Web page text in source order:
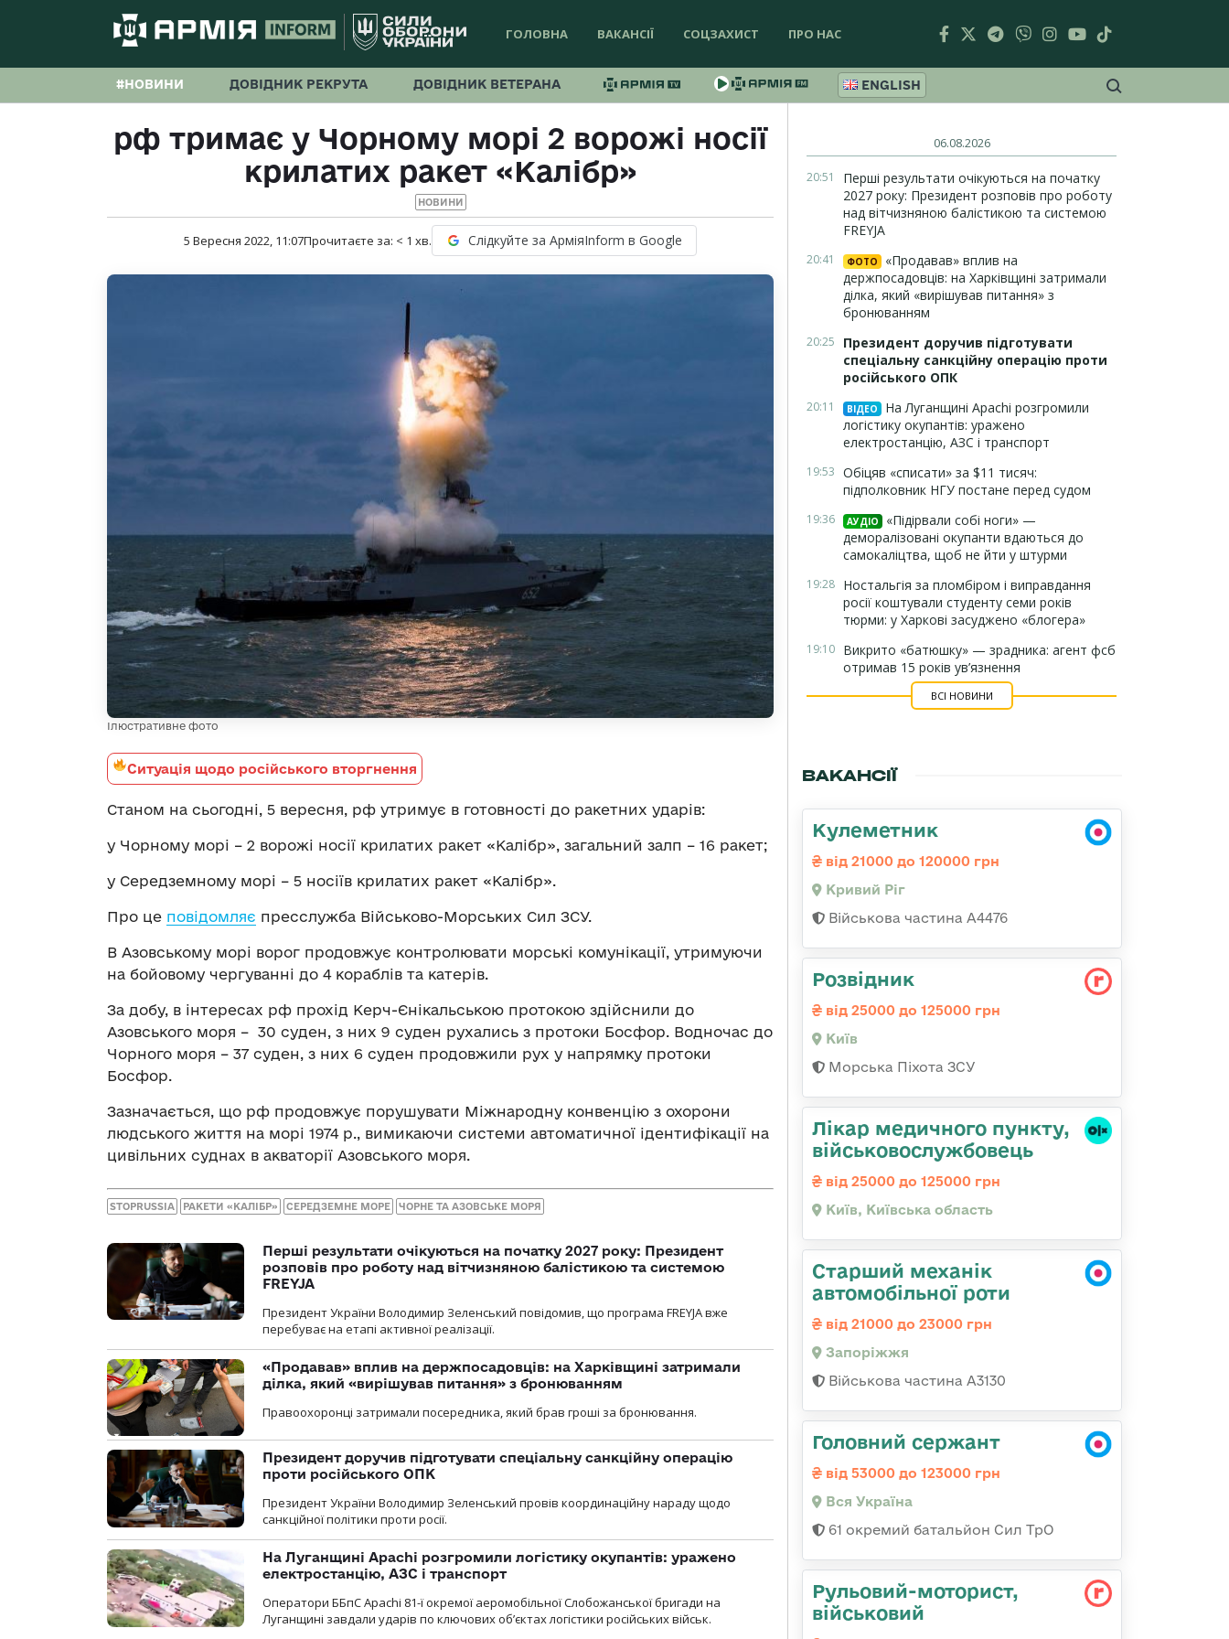
ГОЛОВНА ВАКАНСІЇ СОЦЗАХИСТ ПРО НАС
#НОВИНИ ДОВІДНИК РЕКРУТА ДОВІДНИК ВЕТЕРАНА ENGLISH
рф тримає у Чорному морі 2 ворожі носії
крилатих ракет «Калібр»
НОВИНИ
5 Вересня 2022, 11:07Прочитаєте за: < 1 хв. Слідкуйте за АрміяInform в Google
Ілюстративне фото
Ситуація щодо російського вторгнення
Станом на сьогодні, 5 вересня, рф утримує в готовності до ракетних ударів:
у Чорному морі – 2 ворожі носії крилатих ракет «Калібр», загальний залп – 16 ракет;
у Середземному морі – 5 носіїв крилатих ракет «Калібр».
Про це повідомляє пресслужба Військово-Морських Сил ЗСУ.
В Азовському морі ворог продовжує контролювати морські комунікації, утримуючи
на бойовому чергуванні до 4 кораблів та катерів.
За добу, в інтересах рф прохід Керч-Єнікальською протокою здійснили до
Азовського моря – 30 суден, з них 9 суден рухались з протоки Босфор. Водночас до
Чорного моря – 37 суден, з них 6 суден продовжили рух у напрямку протоки
Босфор.
Зазначається, що рф продовжує порушувати Міжнародну конвенцію з охорони
людського життя на морі 1974 р., вимикаючи системи автоматичної ідентифікації на
цивільних суднах в акваторії Азовського моря.
STOPRUSSIA РАКЕТИ «КАЛІБР» СЕРЕДЗЕМНЕ МОРЕ ЧОРНЕ ТА АЗОВСЬКЕ МОРЯ
Перші результати очікуються на початку 2027 року: Президент
розповів про роботу над вітчизняною балістикою та системою
FREYJA
Президент України Володимир Зеленський повідомив, що програма FREYJA вже
перебуває на етапі активної реалізації.
«Продавав» вплив на держпосадовців: на Харківщині затримали
ділка, який «вирішував питання» з бронюванням
Правоохоронці затримали посередника, який брав гроші за бронювання.
Президент доручив підготувати спеціальну санкційну операцію
проти російського ОПК
Президент України Володимир Зеленський провів координаційну нараду щодо
санкційної політики проти росії.
На Луганщині Apachi розгромили логістику окупантів: уражено
електростанцію, АЗС і транспорт
Оператори ББпС Apachi 81-ї окремої аеромобільної Слобожанської бригади на
Луганщині завдали ударів по ключових об’єктах логістики російських військ.
06.08.2026
20:51
Перші результати очікуються на початку
2027 року: Президент розповів про роботу
над вітчизняною балістикою та системою
FREYJA
20:41 ФОТО
«Продавав» вплив на
держпосадовців: на Харківщині затримали
ділка, який «вирішував питання» з
бронюванням
20:25
Президент доручив підготувати
спеціальну санкційну операцію проти
російського ОПК
20:11 ВІДЕО
На Луганщині Apachi розгромили
логістику окупантів: уражено
електростанцію, АЗС і транспорт
19:53 Обіцяв «списати» за $11 тисяч:
підполковник НГУ постане перед судом
19:36 АУДІО
«Підірвали собі ноги» —
деморалізовані окупанти вдаються до
самокаліцтва, щоб не йти у штурми
19:28 Ностальгія за пломбіром і виправдання
росії коштували студенту семи років
тюрми: у Харкові засуджено «блогера»
19:10 Викрито «батюшку» — зрадника: агент фсб
отримав 15 років ув’язнення
ВСІ НОВИНИ
ВАКАНСІЇ
Кулеметник
від 21000 до 120000 грн
Кривий Ріг
Військова частина А4476
Розвідник
від 25000 до 125000 грн
Київ
Морська Піхота ЗСУ
Лікар медичного пункту,
військовослужбовець
від 25000 до 125000 грн
Київ, Київська область
Старший механік
автомобільної роти
від 21000 до 23000 грн
Запоріжжя
Військова частина А3130
Головний сержант
від 53000 до 123000 грн
Вся Україна
61 окремий батальйон Сил ТрО
Рульовий-мотоpист,
військовий